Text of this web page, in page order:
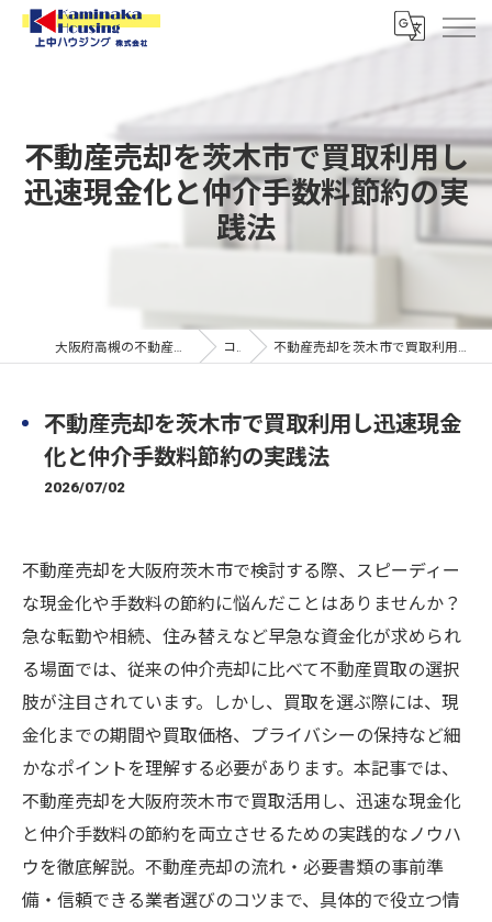
不動産売却を茨木市で買取利用し
迅速現金化と仲介手数料節約の実
践法
大阪府高槻の不動産なら上中ハウジング株式会社 コラム 不動産売却を茨木市で買取利用し迅速現金化と仲介手数料節約の実践法
不動産売却を茨木市で買取利用し迅速現金
化と仲介手数料節約の実践法
2026/07/02
不動産売却を大阪府茨木市で検討する際、スピーディー
な現金化や手数料の節約に悩んだことはありませんか？
急な転勤や相続、住み替えなど早急な資金化が求められ
る場面では、従来の仲介売却に比べて不動産買取の選択
肢が注目されています。しかし、買取を選ぶ際には、現
金化までの期間や買取価格、プライバシーの保持など細
かなポイントを理解する必要があります。本記事では、
不動産売却を大阪府茨木市で買取活用し、迅速な現金化
と仲介手数料の節約を両立させるための実践的なノウハ
ウを徹底解説。不動産売却の流れ・必要書類の事前準
備・信頼できる業者選びのコツまで、具体的で役立つ情